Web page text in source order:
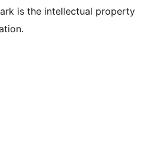
is the intellectual property